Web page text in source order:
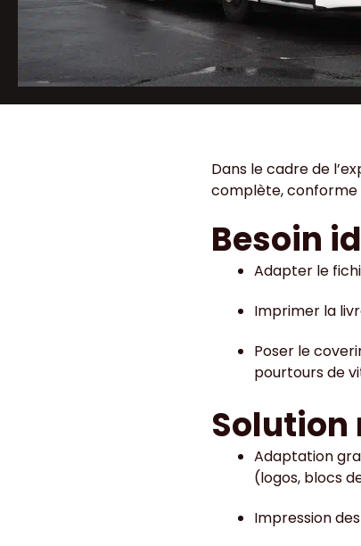
Dans le cadre de
complète, conforme
Besoin
Adapter le
Imprimer la
Poser le
pourtours de
Solution
Adaptation
(logos, blocs
Impression